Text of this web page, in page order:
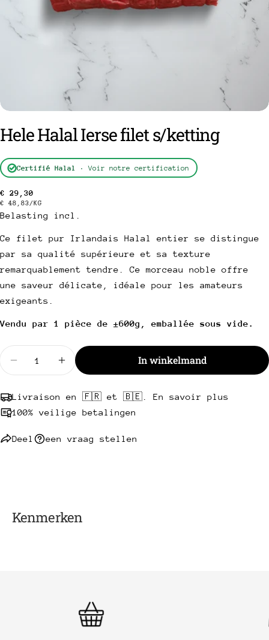
Hele Halal Ierse filet s/ketting
Certifié Halal · Voir notre certification
Normale
prijs
€ 29,30
PRIJS
PER
EENHEID
€ 48,83/PER
KG
Belasting incl.
Ce filet pur Irlandais Halal entier se distingue
par sa qualité supérieure et sa texture
remarquablement tendre. Ce morceau noble offre
une saveur délicate, idéale pour les amateurs
exigeants.
Vendu par 1 pièce de ±600g, emballée sous vide.
Verminder de hoeveelheid voor Hele halal Ierse
Verhoog de hoeveelheid voor Hele
In winkelmand
Livraison en 🇫🇷 et 🇧🇪. En savoir plus
100% veilige betalingen
Deel
Deel dit product
Deel
Kopie
op
een vraag stellen
een vraag stellen
naam
e-
mail
Velden met een * zijn verplicht.
Kenmerken